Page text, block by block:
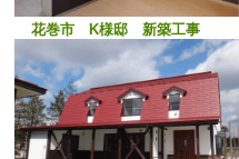
花巻市 K様邸 新築工事